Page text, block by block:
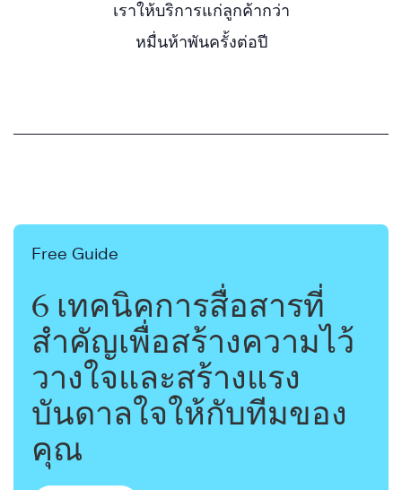
เราให้บริการแก่ลูกค้ากว่า
หมื่นห้าพันครั้งต่อปี
Free Guide
6 เทคนิคการสื่อสารที่
สำคัญเพื่อสร้างความไว้
วางใจและสร้างแรง
บันดาลใจให้กับทีมของ
คุณ